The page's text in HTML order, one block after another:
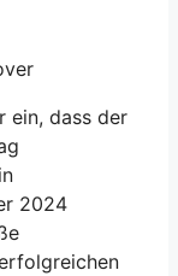
ein, dass der
2024